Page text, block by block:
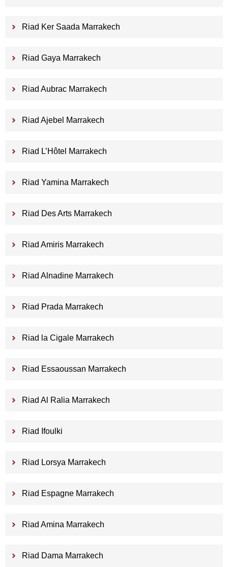
Riad Ker Saada Marrakech
Riad Gaya Marrakech
Riad Aubrac Marrakech
Riad Ajebel Marrakech
Riad L’Hôtel Marrakech
Riad Yamina Marrakech
Riad Des Arts Marrakech
Riad Amiris Marrakech
Riad Alnadine Marrakech
Riad Prada Marrakech
Riad la Cigale Marrakech
Riad Essaoussan Marrakech
Riad Al Ralia Marrakech
Riad Ifoulki
Riad Lorsya Marrakech
Riad Espagne Marrakech
Riad Amina Marrakech
Riad Dama Marrakech